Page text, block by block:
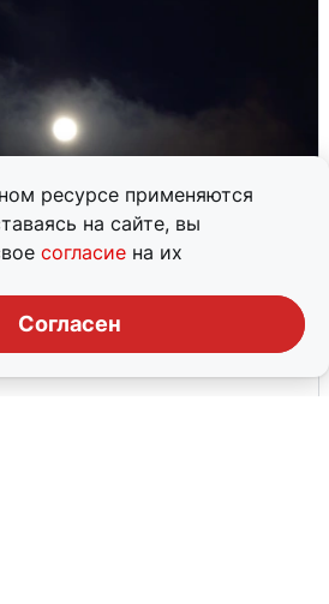
ресурсе применяются
на сайте, вы
согласие на их
Согласен
после сигнала